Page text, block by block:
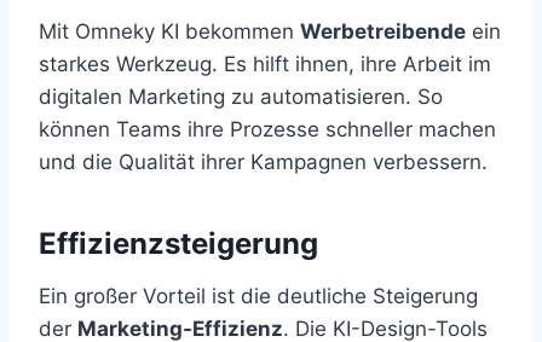
Mit Omneky KI bekommen Werbetreibende ein
starkes Werkzeug. Es hilft ihnen, ihre Arbeit im
digitalen Marketing zu automatisieren. So
können Teams ihre Prozesse schneller machen
und die Qualität ihrer Kampagnen verbessern.
Effizienzsteigerung
Ein großer Vorteil ist die deutliche Steigerung
der Marketing-Effizienz. Die KI-Design-Tools